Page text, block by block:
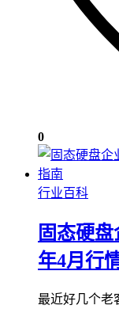
0
行业百科
固态硬
年4月行
最近好几个老